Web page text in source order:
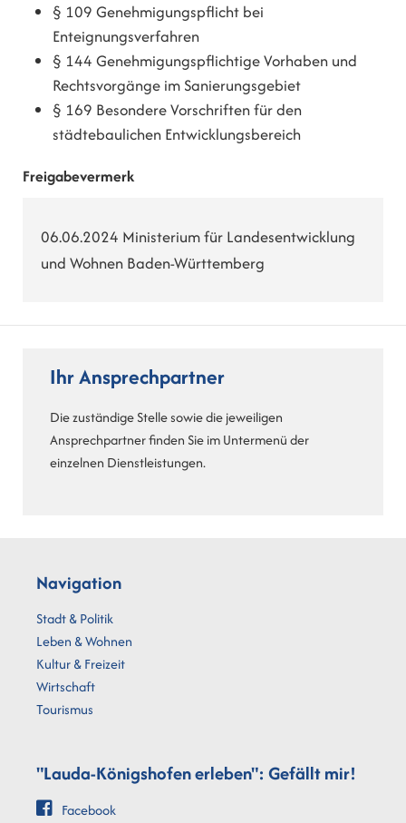
§ 109 Genehmigungspflicht bei
Enteignungsverfahren
§ 144 Genehmigungspflichtige Vorhaben und
Rechtsvorgänge im Sanierungsgebiet
§ 169 Besondere Vorschriften für den
städtebaulichen Entwicklungsbereich
Freigabevermerk
06.06.2024 Ministerium für Landesentwicklung
und Wohnen Baden-Württemberg
Ihr Ansprechpartner
Die zuständige Stelle sowie die jeweiligen
Ansprechpartner finden Sie im Untermenü der
einzelnen Dienstleistungen.
Navigation
Stadt & Politik
Leben & Wohnen
Kultur & Freizeit
Wirtschaft
Tourismus
"Lauda-Königshofen erleben": Gefällt mir!
Facebook